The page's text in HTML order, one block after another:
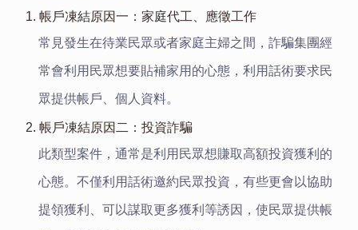
1. 帳戶凍結原因一：家庭代工、應徵工作
常見發生在待業民眾或者家庭主婦之間，詐騙集團經
常會利用民眾想要貼補家用的心態，利用話術要求民
眾提供帳戶、個人資料。
2. 帳戶凍結原因二：投資詐騙
此類型案件，通常是利用民眾想賺取高額投資獲利的
心態。不僅利用話術邀約民眾投資，有些更會以協助
提領獲利、可以謀取更多獲利等誘因，使民眾提供帳